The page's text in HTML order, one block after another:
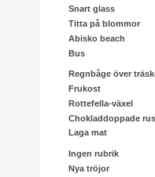
Snart glass
Titta på blommor
Abisko beach
Bus
Regnbåge över
Frukost
Rottefella-växel
Chokladdoppade
Laga mat
Ingen rubrik
Nya tröjor